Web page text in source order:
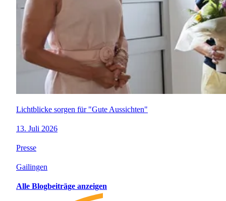
Lichtblicke sorgen für "Gute Aussichten"
13. Juli 2026
Presse
Gailingen
Alle Blogbeiträge anzeigen